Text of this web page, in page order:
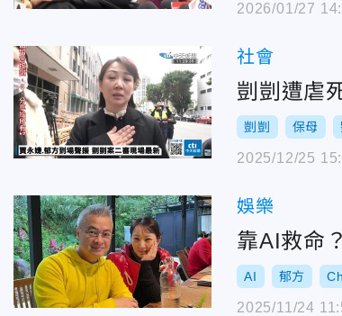
2026/01/27
社會
剴剴遭虐
剴剴 保母
2025/12/25
娛樂
靠AI救命
AI 郁方
2025/11/24